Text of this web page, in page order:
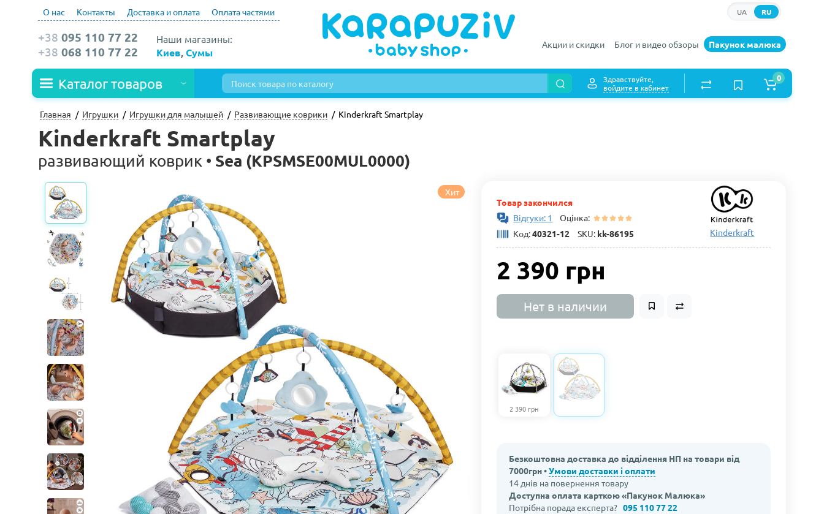
О нас Контакты Доставка и оплата Оплата частями RU
UA
Наши магазины:
Киев Сумы
+38 095 110 77 22
+38 068 110 77 22
Акции и скидки Блог и видео обзоры Пакунок малюка
Каталог товаров
Здравствуйте,
войдите в кабинет
0
Главная Игрушки Игрушки для малышей Развивающие коврики Kinderkraft Smartplay
Kinderkraft Smartplay
развивающий коврик • Sea (KPSMSE00MUL0000)
Хит
Товар закончился
Відгуки: 1
Оцінка:
Код:40321-12 SKU: kk-86195 Kinderkraft
2 390 грн
Нет в наличии
2 390 грн
Безкоштовна доставка до відділення НП на товари від
7000грн •Умови доставки і оплати
14 днів на повернення товару
Доступна оплата карткою «Пакунок Малюка»
Потрібна порада експерта?095 110 77 22